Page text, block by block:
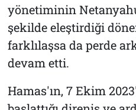
yönetiminin
şekilde eleştirdiği
farklılaşsa da perde
devam etti.
Hamas'ın, 7 Ekim